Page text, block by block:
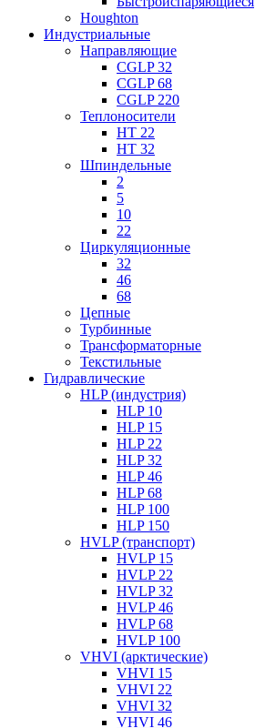
Houghton
Индустриальные
Направляющие
CGLP 32
CGLP 68
CGLP 220
Теплоносители
HT 22
HT 32
Шпиндельные
2
5
10
22
Циркуляционные
32
46
68
Цепные
Турбинные
Трансформаторные
Текстильные
Гидравлические
HLP (индустрия)
HLP 10
HLP 15
HLP 22
HLP 32
HLP 46
HLP 68
HLP 100
HLP 150
HVLP (транспорт)
HVLP 15
HVLP 22
HVLP 32
HVLP 46
HVLP 68
HVLP 100
VHVI (арктические)
VHVI 15
VHVI 22
VHVI 32
VHVI 46